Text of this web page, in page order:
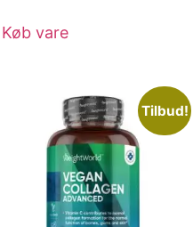
Køb vare
Tilbud!